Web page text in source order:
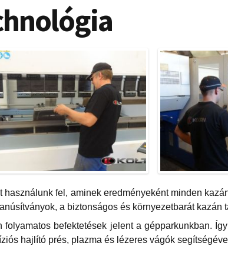
fel, aminek eredményeként minden
a biztonságos és környezetbarát kazán
befektetések jelent a gépparkunkban.
hajlító prés, plazma és lézeres vágók